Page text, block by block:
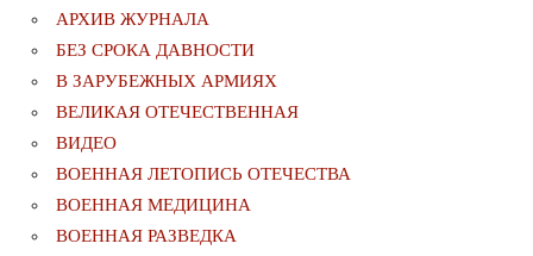
АРХИВ ЖУРНАЛА
БЕЗ СРОКА ДАВНОСТИ
В ЗАРУБЕЖНЫХ АРМИЯХ
ВЕЛИКАЯ ОТЕЧЕСТВЕННАЯ
ВИДЕО
ВОЕННАЯ ЛЕТОПИСЬ ОТЕЧЕСТВА
ВОЕННАЯ МЕДИЦИНА
ВОЕННАЯ РАЗВЕДКА